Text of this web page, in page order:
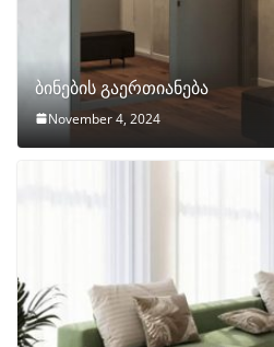
ბინების გაერთიანება
November 4, 2024